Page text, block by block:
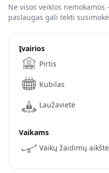
Ne visos veiklos
paslaugas gali tekti
Įvairios
Pirtis
Kubilas
Laužavietė
Vaikams
Vaikų žaidimų